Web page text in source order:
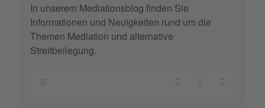
In unserem Mediationsblog finden Sie
Informationen und Neuigkeiten rund um die
Themen Mediation und alternative
Streitbeilegung.
Home SearchUpdates